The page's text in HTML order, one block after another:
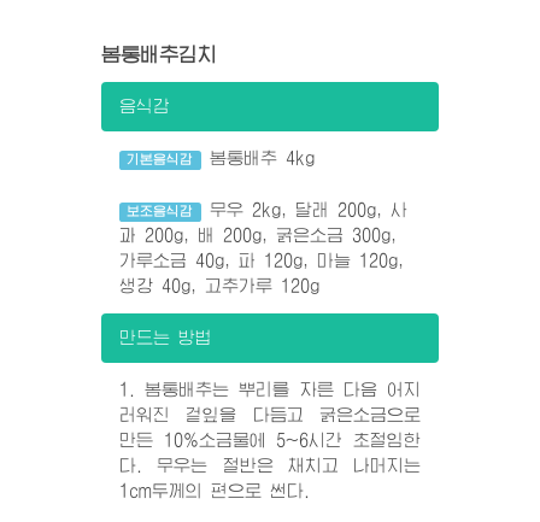
봄통배추김치
음식감
기본음식감 봄통배추 4kg
보조음식감
무우 2kg, 달래 200g, 사
과 200g, 배 200g, 굵은소금 300g,
가루소금 40g, 파 120g, 마늘 120g,
생강 40g, 고추가루 120g
만드는 방법
1. 봄통배추는 뿌리를 자른 다음 어지
러워진 겉잎을 다듬고 굵은소금으로
만든 10%소금물에 5~6시간 초절임한
다. 무우는 절반은 채치고 나머지는
1cm두께의 편으로 썬다.